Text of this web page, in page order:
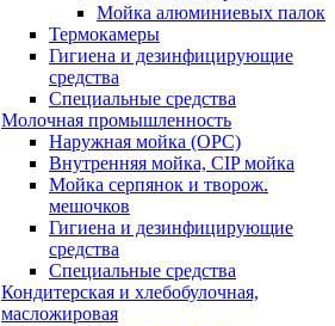
Мойка алюминиевых палок
Термокамеры
Гигиена и дезинфицирующие
средства
Специальные средства
Молочная промышленность
Наружная мойка (ОРС)
Внутренняя мойка, CIP мойка
Мойка серпянок и творож.
мешочков
Гигиена и дезинфицирующие
средства
Специальные средства
Кондитерская и хлебобулочная,
масложировая